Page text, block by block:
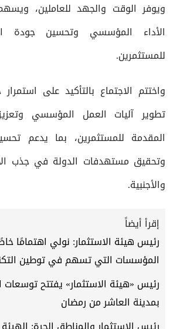
ويوفر الوقت والجهد للعاملين،
الأداء المؤسسي وتحسين جودة
للمستثمرين.
واختتم الاجتماع بالتأكيد على
تطوير آليات العمل المؤسسي
المقدمة للمستثمرين، بما يدعم
وتحقيق مستهدفات الدولة في جذب
والأجنبية.
إقرأ أيضاً
رئيس هيئة الاستثمار: نولي اهتمامًا
المؤسسات التي تسهم في توطين
رئيس «هيئة الاستثمار» يفتتح توسعات
بمدينة العاشر من رمضان